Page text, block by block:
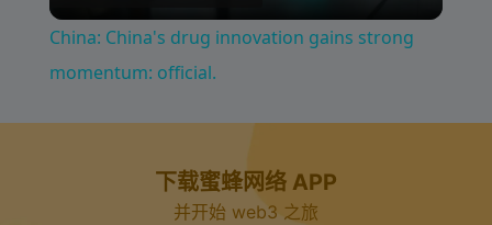
V
China: China's drug innovation gains strong
momentum: official.
下载蜜蜂网络 APP
并开始 web3 之旅